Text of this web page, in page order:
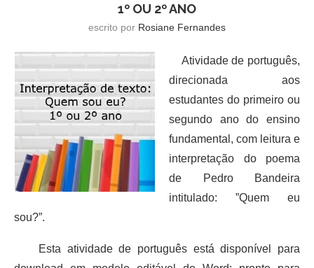
1º OU 2º ANO
escrito por Rosiane Fernandes
Atividade de português,
direcionada aos
estudantes do primeiro ou
segundo ano do ensino
fundamental, com leitura e
interpretação do poema
de Pedro Bandeira
intitulado: ”Quem eu
sou?”.
Esta atividade de português está disponível para